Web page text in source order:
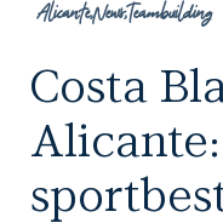
Alicante,News,Teambuilding
Costa